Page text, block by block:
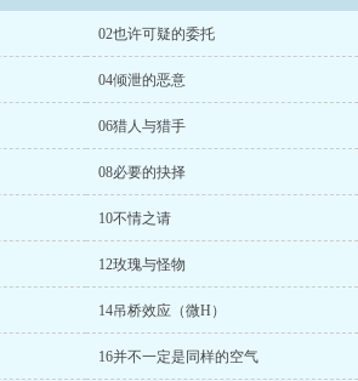
意义上的小白花大小姐，有万人迷属性，同
有雄竞修罗场环节，但是跟女主的意志无
港没有关系，是完全架空的城市。纯粹因为
命名为港市 ...
02也许可疑的委托
04倾泄的恶意
06猎人与猎手
08必要的抉择
10不情之请
12玫瑰与怪物
14吊桥效应（微H）
16并不一定是同样的空气